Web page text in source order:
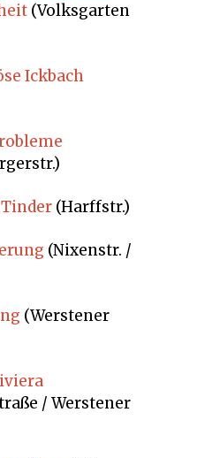
(Volksgarten
Ickbach
(Harffstr.)
(Nixenstr. /
(Werstener
/ Werstener